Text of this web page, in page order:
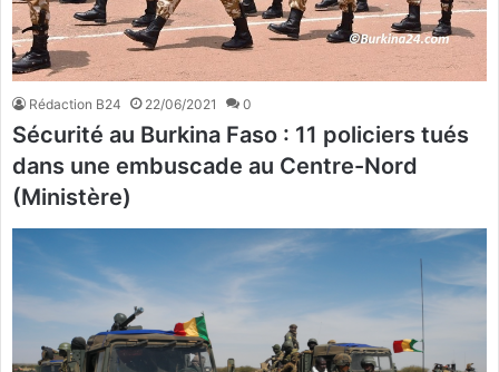
Rédaction B24 22/06/2021 0
Sécurité au Burkina Faso : 11 policiers tués
dans une embuscade au Centre-Nord
(Ministère)